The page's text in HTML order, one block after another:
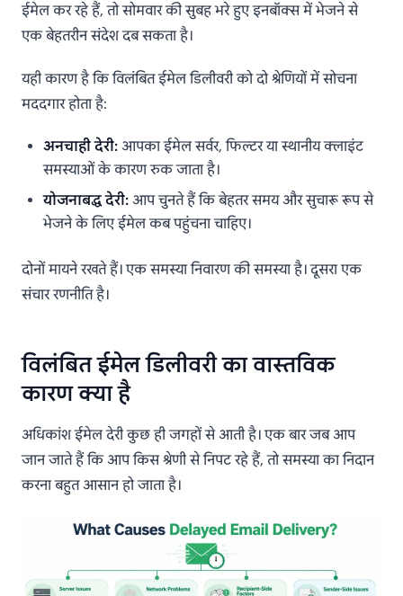
ईमेल कर रहे हैं, तो सोमवार की सुबह भरे हुए इनबॉक्स में भेजने से
एक बेहतरीन संदेश दब सकता है।
यही कारण है कि विलंबित ईमेल डिलीवरी को दो श्रेणियों में सोचना
मददगार होता है:
अनचाही देरी: आपका ईमेल सर्वर, फिल्टर या स्थानीय क्लाइंट
समस्याओं के कारण रुक जाता है।
योजनाबद्ध देरी: आप चुनते हैं कि बेहतर समय और सुचारू रूप से
भेजने के लिए ईमेल कब पहुंचना चाहिए।
दोनों मायने रखते हैं। एक समस्या निवारण की समस्या है। दूसरा एक
संचार रणनीति है।
विलंबित ईमेल डिलीवरी का वास्तविक
कारण क्या है
अधिकांश ईमेल देरी कुछ ही जगहों से आती है। एक बार जब आप
जान जाते हैं कि आप किस श्रेणी से निपट रहे हैं, तो समस्या का निदान
करना बहुत आसान हो जाता है।